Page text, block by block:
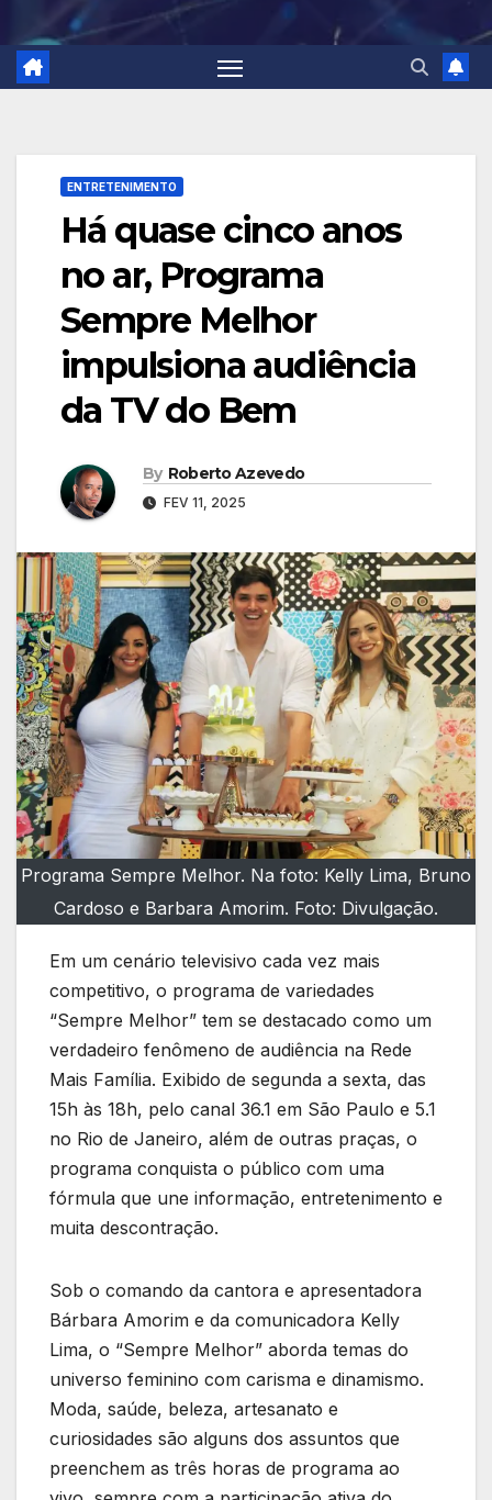
ENTRETENIMENTO
Há quase cinco anos
no ar, Programa
Sempre Melhor
impulsiona audiência
da TV do Bem
By Roberto Azevedo
FEV 11, 2025
Programa Sempre Melhor. Na foto: Kelly Lima, Bruno
Cardoso e Barbara Amorim. Foto: Divulgação.
Em um cenário televisivo cada vez mais
competitivo, o programa de variedades
“Sempre Melhor” tem se destacado como um
verdadeiro fenômeno de audiência na Rede
Mais Família. Exibido de segunda a sexta, das
15h às 18h, pelo canal 36.1 em São Paulo e 5.1
no Rio de Janeiro, além de outras praças, o
programa conquista o público com uma
fórmula que une informação, entretenimento e
muita descontração.
Sob o comando da cantora e apresentadora
Bárbara Amorim e da comunicadora Kelly
Lima, o “Sempre Melhor” aborda temas do
universo feminino com carisma e dinamismo.
Moda, saúde, beleza, artesanato e
curiosidades são alguns dos assuntos que
preenchem as três horas de programa ao